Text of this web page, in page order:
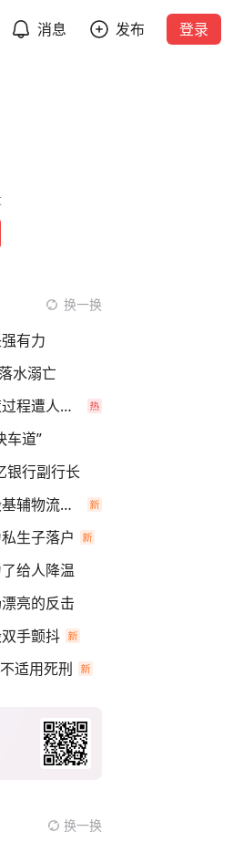
消息 发布 登录
换一换
有力
水溺亡
伊朗总统：最高领袖决策过程遭人利用
车道”
银行副行长
俄导弹释放子母弹头摧毁基辅物流仓库
生子落户
给人降温
亮的反击
手颤抖
适用死刑
换一换